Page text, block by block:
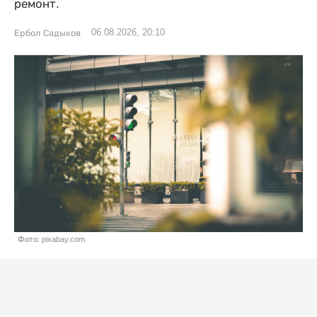
ремонт.
Ербол Садыков 06.08.2026, 20:10
Фото: pixabay.com